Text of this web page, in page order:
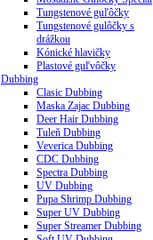
Tungstenové guľôčky
Tungstenové gulôčky s
drážkou
Kónické hlavičky
Plastové guľvôčky
Dubbing
Clasic Dubbing
Maska Zajac Dubbing
Deer Hair Dubbing
Tuleň Dubbing
Veverica Dubbing
CDC Dubbing
Spectra Dubbing
UV Dubbing
Pupa Shrimp Dubbing
Super UV Dubbing
Super Streamer Dubbing